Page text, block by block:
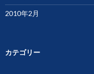
2010年2月
カテゴリー